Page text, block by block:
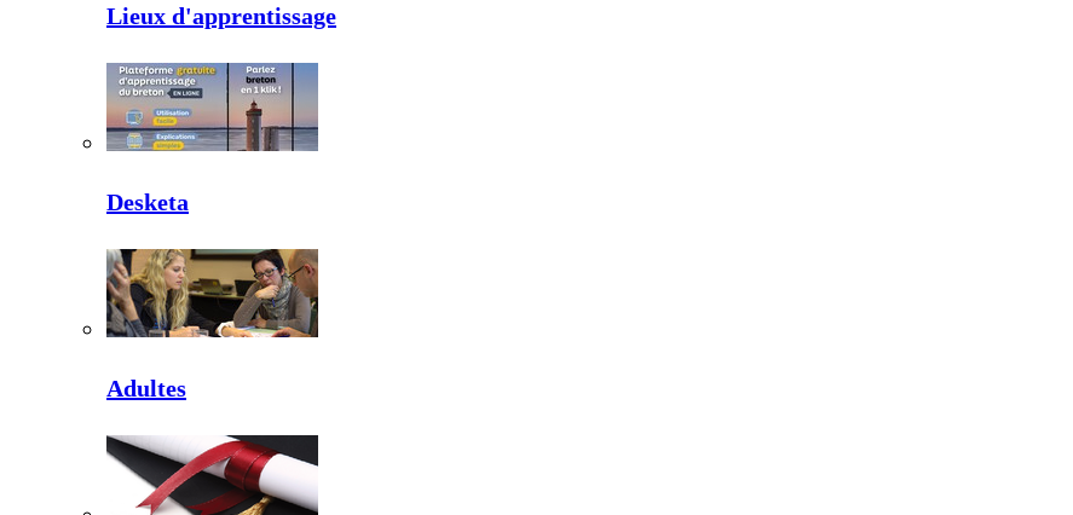
Lieux d'apprentissage
Desketa
Adultes